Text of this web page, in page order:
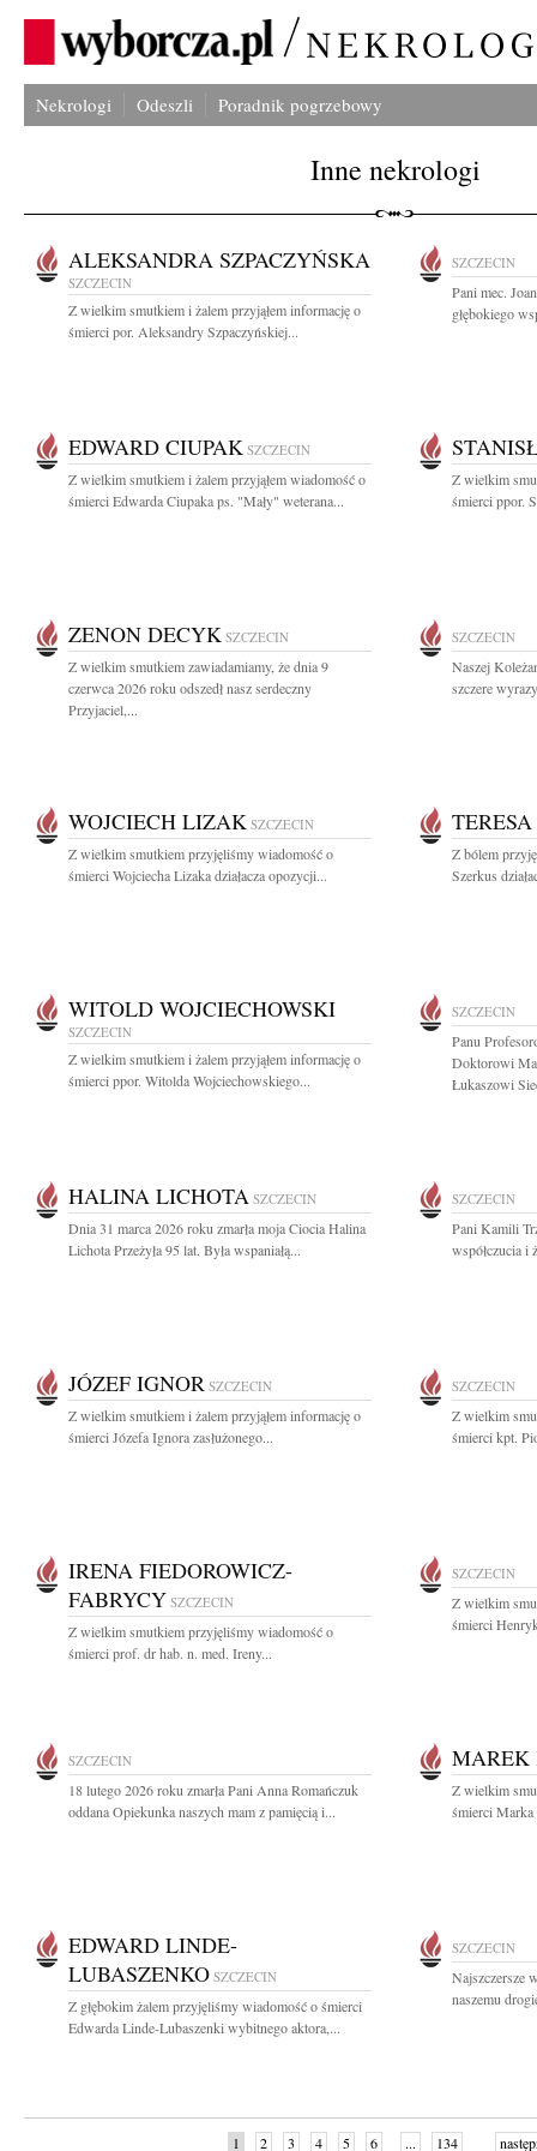
Nekrologi Odeszli Poradnik pogrzebowy
Inne nekrologi
ALEKSANDRA SZPACZYŃSKA
SZCZECIN
Z wielkim smutkiem i żalem przyjąłem informację o
śmierci por. Aleksandry Szpaczyńskiej...
SZCZECIN
Pani mec.
głębokiego
EDWARD CIUPAK SZCZECIN
Z wielkim smutkiem i żalem przyjąłem wiadomość o
śmierci Edwarda Ciupaka ps. "Mały" weterana...
Z wielkim
śmierci ppor.
ZENON DECYK SZCZECIN
Z wielkim smutkiem zawiadamiamy, że dnia 9
czerwca 2026 roku odszedł nasz serdeczny
Przyjaciel,...
SZCZECIN
Naszej
szczere
WOJCIECH LIZAK SZCZECIN
Z wielkim smutkiem przyjęliśmy wiadomość o
śmierci Wojciecha Lizaka działacza opozycji...
Z bólem
Szerkus
WITOLD WOJCIECHOWSKI
SZCZECIN
Z wielkim smutkiem i żalem przyjąłem informację o
śmierci ppor. Witolda Wojciechowskiego...
SZCZECIN
Panu
Doktorowi
Łukaszowi
HALINA LICHOTA SZCZECIN
Dnia 31 marca 2026 roku zmarła moja Ciocia Halina
Lichota Przeżyła 95 lat. Była wspaniałą...
SZCZECIN
Pani Kamili
współczucia i
JÓZEF IGNOR SZCZECIN
Z wielkim smutkiem i żalem przyjąłem informację o
śmierci Józefa Ignora zasłużonego...
SZCZECIN
Z wielkim
śmierci kpt.
IRENA FIEDOROWICZ-
FABRYCY SZCZECIN
Z wielkim smutkiem przyjęliśmy wiadomość o
śmierci prof. dr hab. n. med. Ireny...
SZCZECIN
Z wielkim
śmierci
SZCZECIN
18 lutego 2026 roku zmarła Pani Anna Romańczuk
oddana Opiekunka naszych mam z pamięcią i...
Z wielkim
śmierci Marka
EDWARD LINDE-
LUBASZENKO SZCZECIN
Z głębokim żalem przyjęliśmy wiadomość o śmierci
Edwarda Linde-Lubaszenki wybitnego aktora,...
SZCZECIN
Najszczersze
naszemu
1 2 3 4 5 6 ... 134